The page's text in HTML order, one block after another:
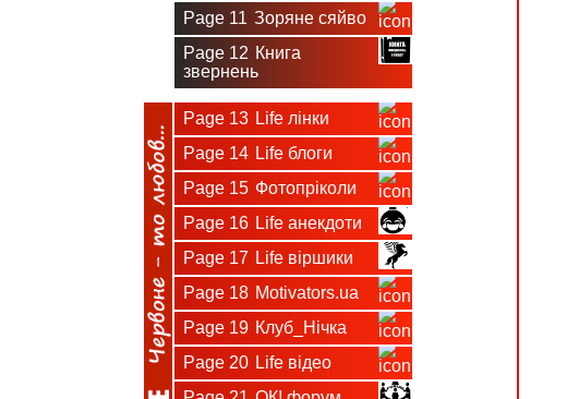
Page 11 Зоряне сяйво
Page 12 Книга
звернень
Page 13 Life лінки
Page 14 Life блоги
Page 15 Фотопріколи
Page 16 Life анекдоти
Page 17 Life віршики
Page 18 Motivators.ua
Page 19 Клуб_Нічка
Page 20 Life відео